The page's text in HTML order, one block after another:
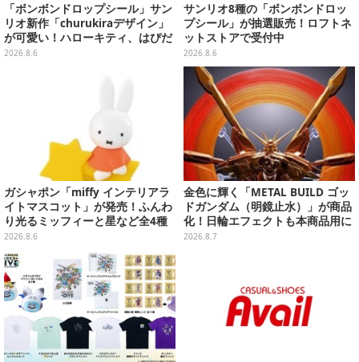
「ボンボンドロップシール」サン
リオ新作「churukiraデザイン」
が可愛い！ハローキティ、はぴだ
んぶいなど全8種類が順次展開
2026.8.6
サンリオ8種の「ボンボンドロッ
プシール」が抽選販売！ロフトネ
ットストアで受付中
2026.8.6
ガシャポン「miffy インテリアラ
イトマスコット」が発売！ふんわ
り光るミッフィーと星など全4種
ラインナップ
2026.8.6
金色に輝く「METAL BUILD ゴッ
ドガンダム（明鏡止水）」が商品
化！日輪エフェクトも本商品用に
刷新した豪華仕様
2026.8.7